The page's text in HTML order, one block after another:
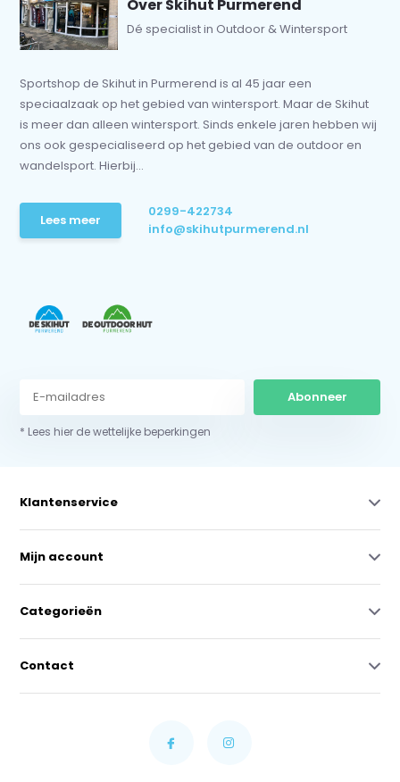
Over Skihut Purmerend
Dé specialist in Outdoor & Wintersport
Sportshop de Skihut in Purmerend is al 45 jaar een
speciaalzaak op het gebied van wintersport. Maar de Skihut
is meer dan alleen wintersport. Sinds enkele jaren hebben wij
ons ook gespecialiseerd op het gebied van de outdoor en
wandelsport. Hierbij...
Lees meer
0299-422734
info@skihutpurmerend.nl
Abonneer
* Lees hier de wettelijke beperkingen
Klantenservice
Mijn account
Categorieën
Contact